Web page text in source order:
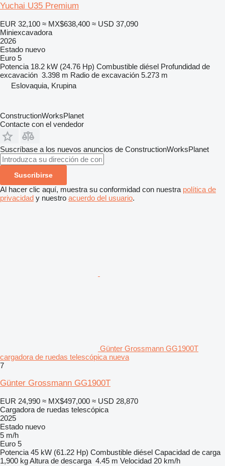
Yuchai U35 Premium
EUR 32,100 ≈ MX$638,400 ≈ USD 37,090
Miniexcavadora
2026
Estado nuevo
Euro 5
Potencia 18.2 kW (24.76 Hp) Combustible diésel Profundidad de
excavación 3.398 m Radio de excavación 5.273 m
Eslovaquia, Krupina
ConstructionWorksPlanet
Contacte con el vendedor
Suscríbase a los nuevos anuncios de ConstructionWorksPlanet
Suscribirse
Al hacer clic aquí, muestra su conformidad con nuestra política de
privacidad y nuestro acuerdo del usuario.
Günter Grossmann GG1900T
cargadora de ruedas telescópica nueva
7
Günter Grossmann GG1900T
EUR 24,990 ≈ MX$497,000 ≈ USD 28,870
Cargadora de ruedas telescópica
2025
Estado nuevo
5 m/h
Euro 5
Potencia 45 kW (61.22 Hp) Combustible diésel Capacidad de carga
1,900 kgAltura de descarga 4.45 m Velocidad 20 km/h